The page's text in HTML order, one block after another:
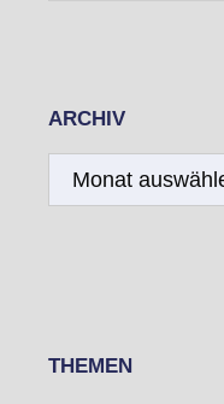
ARCHIV
THEMEN